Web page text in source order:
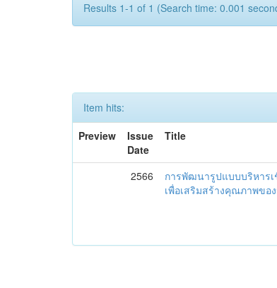
Results 1-1 of 1 (Search time: 0.001
Item hits:
Preview
Issue
Date
Title
2566
การพัฒนารูปแบบบริหาร
เพื่อเสริมสร้างคุณภาพขอ